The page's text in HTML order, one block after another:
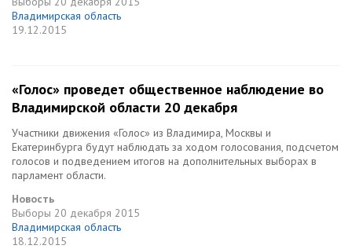
Владимирская область
19.12.2015
«Голос» проведет общественное наблюдение во
Владимирской области 20 декабря
Участники движения «Голос» из Владимира, Москвы и
Екатеринбурга будут наблюдать за ходом голосования, подсчетом
голосов и подведением итогов на дополнительных выборах в
парламент области.
Новость
Выборы 20 декабря 2015
Владимирская область
18.12.2015